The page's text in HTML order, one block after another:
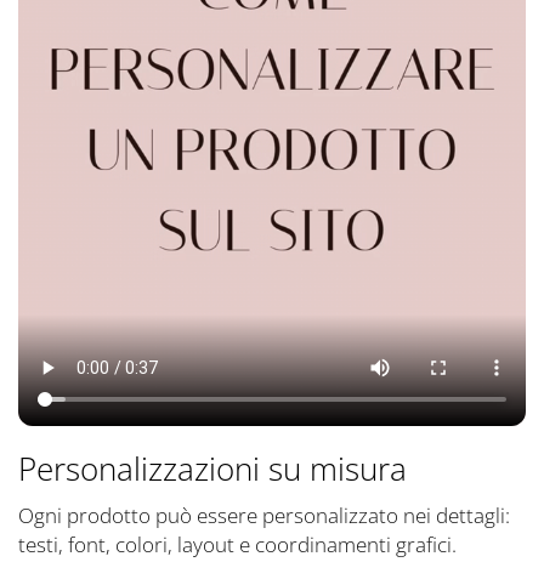
Personalizzazioni su misura
Ogni prodotto può essere personalizzato nei dettagli:
testi, font, colori, layout e coordinamenti grafici.